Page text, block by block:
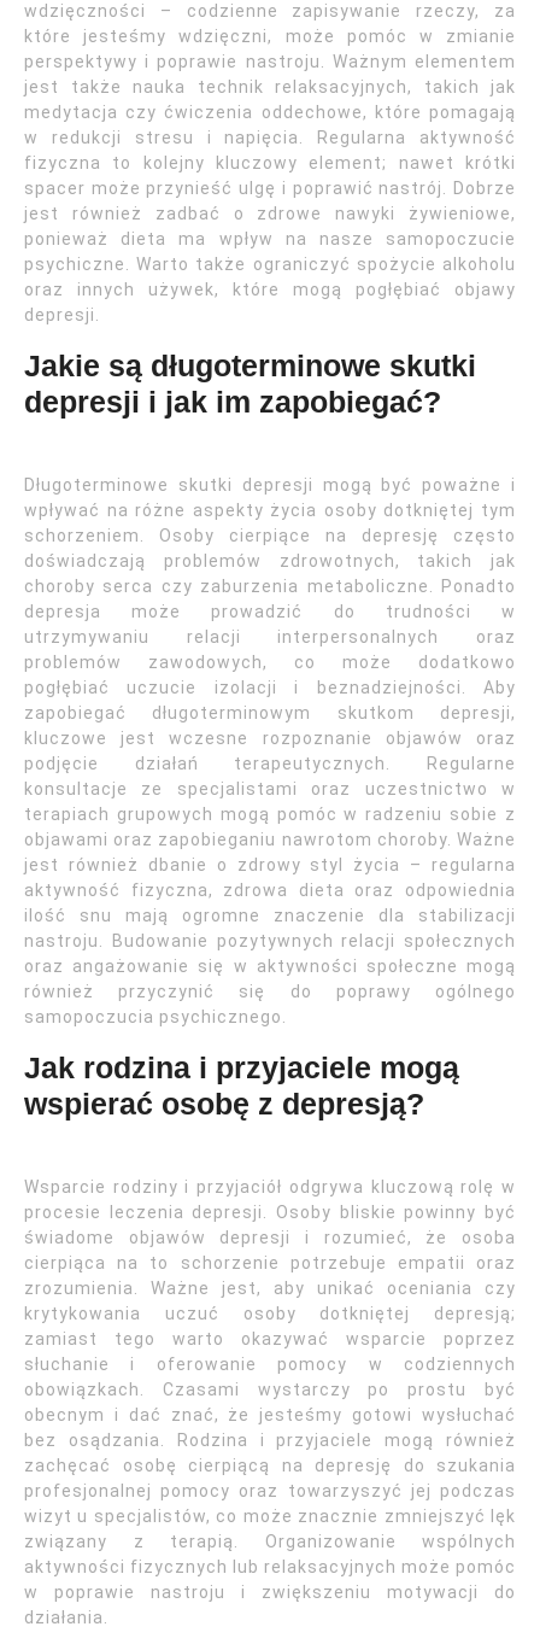
wdzięczności – codzienne zapisywanie rzeczy, za
które jesteśmy wdzięczni, może pomóc w zmianie
perspektywy i poprawie nastroju. Ważnym elementem
jest także nauka technik relaksacyjnych, takich jak
medytacja czy ćwiczenia oddechowe, które pomagają
w redukcji stresu i napięcia. Regularna aktywność
fizyczna to kolejny kluczowy element; nawet krótki
spacer może przynieść ulgę i poprawić nastrój. Dobrze
jest również zadbać o zdrowe nawyki żywieniowe,
ponieważ dieta ma wpływ na nasze samopoczucie
psychiczne. Warto także ograniczyć spożycie alkoholu
oraz innych używek, które mogą pogłębiać objawy
depresji.
Jakie są długoterminowe skutki
depresji i jak im zapobiegać?
Długoterminowe skutki depresji mogą być poważne i
wpływać na różne aspekty życia osoby dotkniętej tym
schorzeniem. Osoby cierpiące na depresję często
doświadczają problemów zdrowotnych, takich jak
choroby serca czy zaburzenia metaboliczne. Ponadto
depresja może prowadzić do trudności w
utrzymywaniu relacji interpersonalnych oraz
problemów zawodowych, co może dodatkowo
pogłębiać uczucie izolacji i beznadziejności. Aby
zapobiegać długoterminowym skutkom depresji,
kluczowe jest wczesne rozpoznanie objawów oraz
podjęcie działań terapeutycznych. Regularne
konsultacje ze specjalistami oraz uczestnictwo w
terapiach grupowych mogą pomóc w radzeniu sobie z
objawami oraz zapobieganiu nawrotom choroby. Ważne
jest również dbanie o zdrowy styl życia – regularna
aktywność fizyczna, zdrowa dieta oraz odpowiednia
ilość snu mają ogromne znaczenie dla stabilizacji
nastroju. Budowanie pozytywnych relacji społecznych
oraz angażowanie się w aktywności społeczne mogą
również przyczynić się do poprawy ogólnego
samopoczucia psychicznego.
Jak rodzina i przyjaciele mogą
wspierać osobę z depresją?
Wsparcie rodziny i przyjaciół odgrywa kluczową rolę w
procesie leczenia depresji. Osoby bliskie powinny być
świadome objawów depresji i rozumieć, że osoba
cierpiąca na to schorzenie potrzebuje empatii oraz
zrozumienia. Ważne jest, aby unikać oceniania czy
krytykowania uczuć osoby dotkniętej depresją;
zamiast tego warto okazywać wsparcie poprzez
słuchanie i oferowanie pomocy w codziennych
obowiązkach. Czasami wystarczy po prostu być
obecnym i dać znać, że jesteśmy gotowi wysłuchać
bez osądzania. Rodzina i przyjaciele mogą również
zachęcać osobę cierpiącą na depresję do szukania
profesjonalnej pomocy oraz towarzyszyć jej podczas
wizyt u specjalistów, co może znacznie zmniejszyć lęk
związany z terapią. Organizowanie wspólnych
aktywności fizycznych lub relaksacyjnych może pomóc
w poprawie nastroju i zwiększeniu motywacji do
działania.